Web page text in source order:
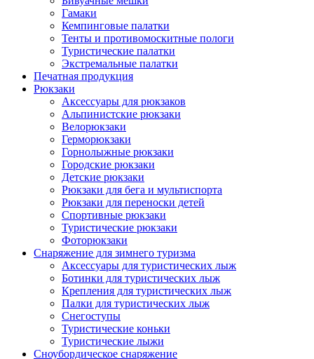
Гамаки
Кемпинговые палатки
Тенты и противомоскитные пологи
Туристические палатки
Экстремальные палатки
Печатная продукция
Рюкзаки
Аксессуары для рюкзаков
Альпинистские рюкзаки
Велорюкзаки
Герморюкзаки
Горнолыжные рюкзаки
Городские рюкзаки
Детские рюкзаки
Рюкзаки для бега и мультиспорта
Рюкзаки для переноски детей
Спортивные рюкзаки
Туристические рюкзаки
Фоторюкзаки
Снаряжение для зимнего туризма
Аксессуары для туристических лыж
Ботинки для туристических лыж
Крепления для туристических лыж
Палки для туристических лыж
Снегоступы
Туристические коньки
Туристические лыжи
Сноубордическое снаряжение